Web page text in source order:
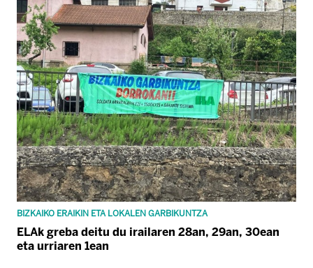
BIZKAIKO ERAIKIN ETA LOKALEN GARBIKUNTZA
ELAk greba deitu du irailaren 28an, 29an, 30ean
eta urriaren 1ean